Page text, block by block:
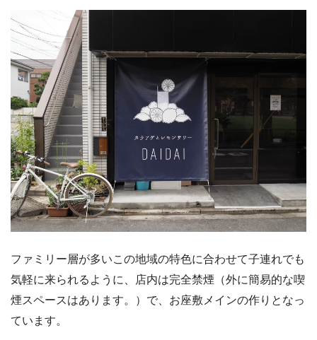
ファミリー層が多いこの地域の特色に合わせて子連れでも
気軽に来られるように、店内は完全禁煙（外に簡易的な喫
煙スペースはあります。）で、お座敷メインの作りとなっ
ています。